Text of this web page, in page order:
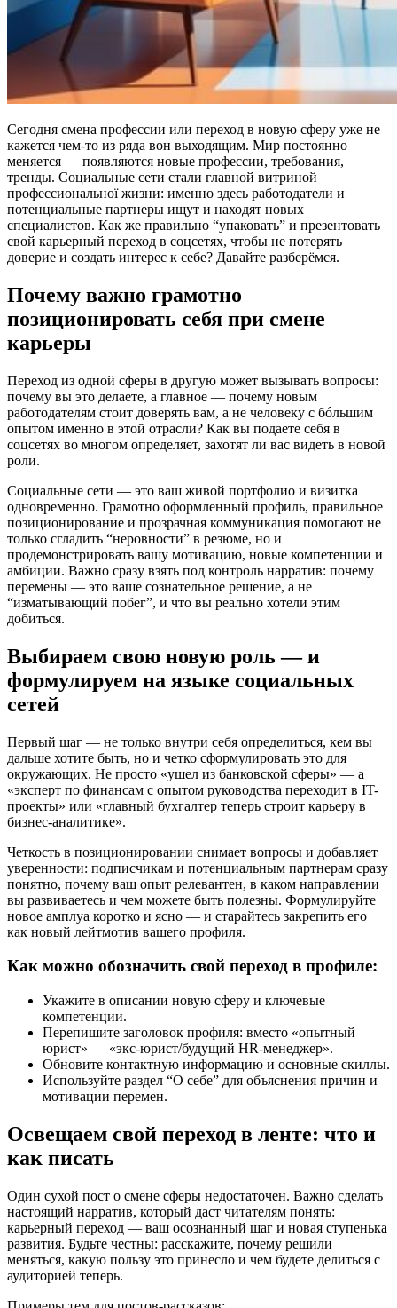
Сегодня смена профессии или переход в новую сферу уже не
кажется чем-то из ряда вон выходящим. Мир постоянно
меняется — появляются новые профессии, требования,
тренды. Социальные сети стали главной витриной
профессиональної жизни: именно здесь работодатели и
потенциальные партнеры ищут и находят новых
специалистов. Как же правильно “упаковать” и презентовать
свой карьерный переход в соцсетях, чтобы не потерять
доверие и создать интерес к себе? Давайте разберёмся.
Почему важно грамотно
позиционировать себя при смене
карьеры
Переход из одной сферы в другую может вызывать вопросы:
почему вы это делаете, а главное — почему новым
работодателям стоит доверять вам, а не человеку с бóльшим
опытом именно в этой отрасли? Как вы подаете себя в
соцсетях во многом определяет, захотят ли вас видеть в новой
роли.
Социальные сети — это ваш живой портфолио и визитка
одновременно. Грамотно оформленный профиль, правильное
позиционирование и прозрачная коммуникация помогают не
только сгладить “неровности” в резюме, но и
продемонстрировать вашу мотивацию, новые компетенции и
амбиции. Важно сразу взять под контроль нарратив: почему
перемены — это ваше сознательное решение, а не
“изматывающий побег”, и что вы реально хотели этим
добиться.
Выбираем свою новую роль — и
формулируем на языке социальных
сетей
Первый шаг — не только внутри себя определиться, кем вы
дальше хотите быть, но и четко сформулировать это для
окружающих. Не просто «ушел из банковской сферы» — а
«эксперт по финансам с опытом руководства переходит в IT-
проекты» или «главный бухгалтер теперь строит карьеру в
бизнес-аналитике».
Четкость в позиционировании снимает вопросы и добавляет
уверенности: подписчикам и потенциальным партнерам сразу
понятно, почему ваш опыт релевантен, в каком направлении
вы развиваетесь и чем можете быть полезны. Формулируйте
новое амплуа коротко и ясно — и старайтесь закрепить его
как новый лейтмотив вашего профиля.
Как можно обозначить свой переход в профиле:
Укажите в описании новую сферу и ключевые
компетенции.
Перепишите заголовок профиля: вместо «опытный
юрист» — «экс-юрист/будущий HR-менеджер».
Обновите контактную информацию и основные скиллы.
Используйте раздел “О себе” для объяснения причин и
мотивации перемен.
Освещаем свой переход в ленте: что и
как писать
Один сухой пост о смене сферы недостаточен. Важно сделать
настоящий нарратив, который даст читателям понять:
карьерный переход — ваш осознанный шаг и новая ступенька
развития. Будьте честны: расскажите, почему решили
меняться, какую пользу это принесло и чем будете делиться с
аудиторией теперь.